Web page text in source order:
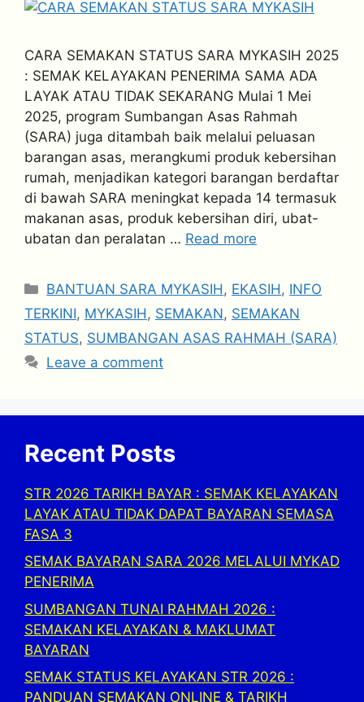
CARA SEMAKAN STATUS SARA MYKASIH 2025
: SEMAK KELAYAKAN PENERIMA SAMA ADA
LAYAK ATAU TIDAK SEKARANG Mulai 1 Mei
2025, program Sumbangan Asas Rahmah
(SARA) juga ditambah baik melalui peluasan
barangan asas, merangkumi produk kebersihan
rumah, menjadikan kategori barangan berdaftar
di bawah SARA meningkat kepada 14 termasuk
makanan asas, produk kebersihan diri, ubat-
ubatan dan peralatan … Read more
Categories
BANTUAN SARA MYKASIH , EKASIH , INFO
TERKINI, MYKASIH , SEMAKAN, SEMAKAN
STATUS, SUMBANGAN ASAS RAHMAH (SARA)
Leave a comment
Recent Posts
STR 2026 TARIKH BAYAR : SEMAK KELAYAKAN
LAYAK ATAU TIDAK DAPAT BAYARAN SEMASA
FASA 3
SEMAK BAYARAN SARA 2026 MELALUI MYKAD
PENERIMA
SUMBANGAN TUNAI RAHMAH 2026 :
SEMAKAN KELAYAKAN & MAKLUMAT
BAYARAN
SEMAK STATUS KELAYAKAN STR 2026 :
PANDUAN SEMAKAN ONLINE & TARIKH